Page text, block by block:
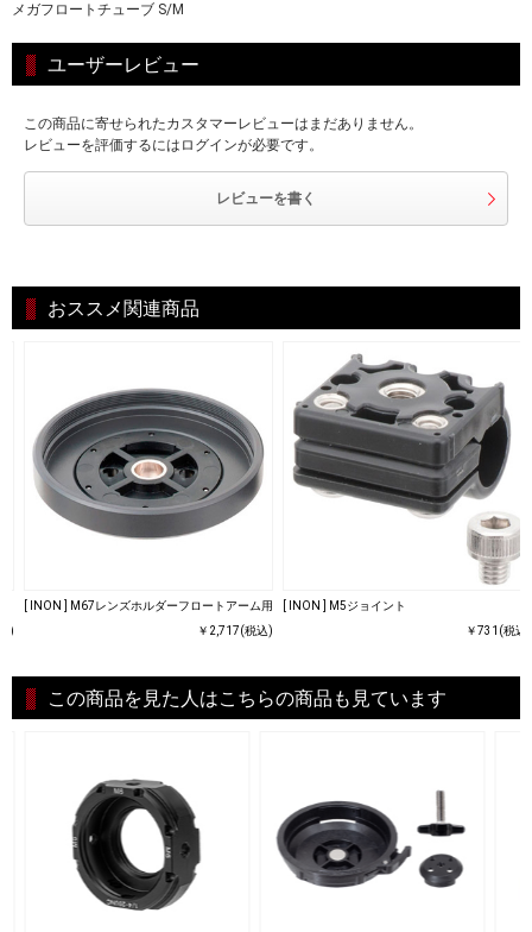
メガフロートチューブ S/M
ユーザーレビュー
この商品に寄せられたカスタマーレビューはまだありません。
レビューを評価するにはログインが必要です。
レビューを書く
おススメ関連商品
)
[ INON ] M67レンズホルダーフロートアーム用
￥2,717(税込)
[ INON ] M5ジョイント
￥731(税込)
この商品を見た人はこちらの商品も見ています